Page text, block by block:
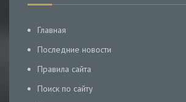
Главная
Последние новости
Правила сайта
Поиск по сайту